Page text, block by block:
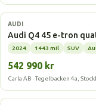
Elbil
AUDI
Audi Q4 45 e-tron
2024 1443 mil SUV
542 990 kr
Carla AB · Tegelbacken 4a,